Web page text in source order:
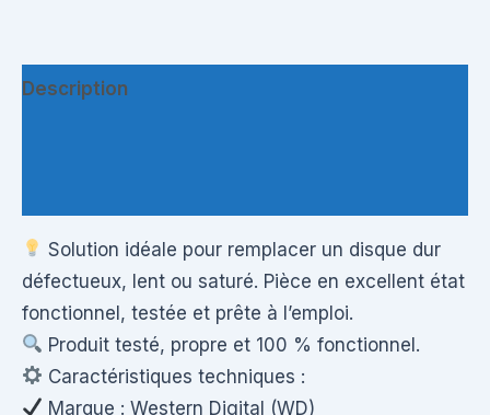
Description
Solution idéale pour remplacer un disque dur
défectueux, lent ou saturé. Pièce en excellent état
fonctionnel, testée et prête à l’emploi.
Produit testé, propre et 100 % fonctionnel.
Caractéristiques techniques :
Marque : Western Digital (WD)